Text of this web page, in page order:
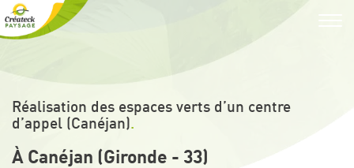
Réalisation des espaces verts d’un centre
d’appel (Canéjan)
À Canéjan (Gironde - 33)